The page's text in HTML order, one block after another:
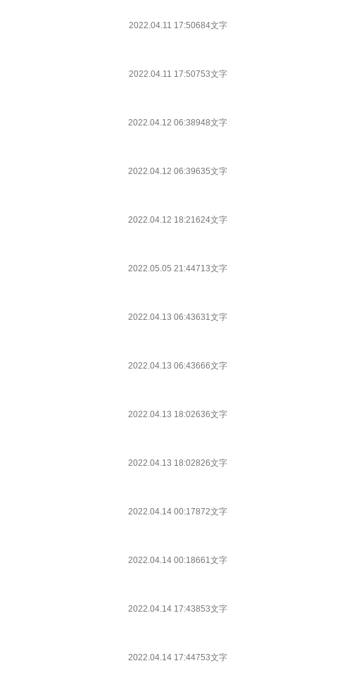
2022.04.11 17:50684文字
2022.04.11 17:50753文字
2022.04.12 06:38948文字
2022.04.12 06:39635文字
2022.04.12 18:21624文字
2022.05.05 21:44713文字
2022.04.13 06:43631文字
2022.04.13 06:43666文字
2022.04.13 18:02636文字
2022.04.13 18:02826文字
2022.04.14 00:17872文字
2022.04.14 00:18661文字
2022.04.14 17:43853文字
2022.04.14 17:44753文字